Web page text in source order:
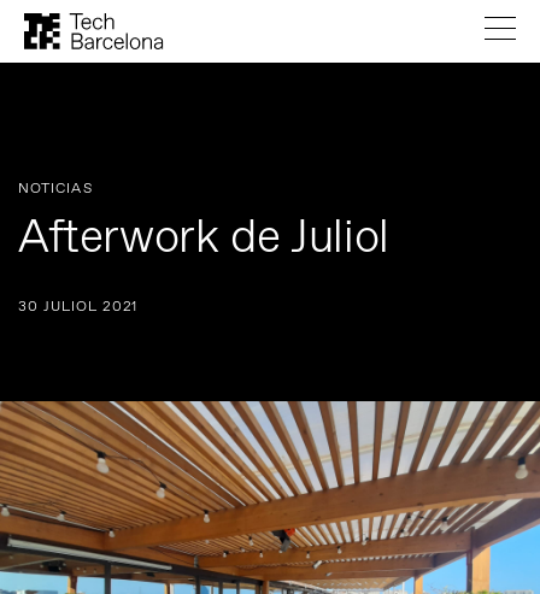
NOTICIAS
Afterwork de Juliol
30 JULIOL 2021